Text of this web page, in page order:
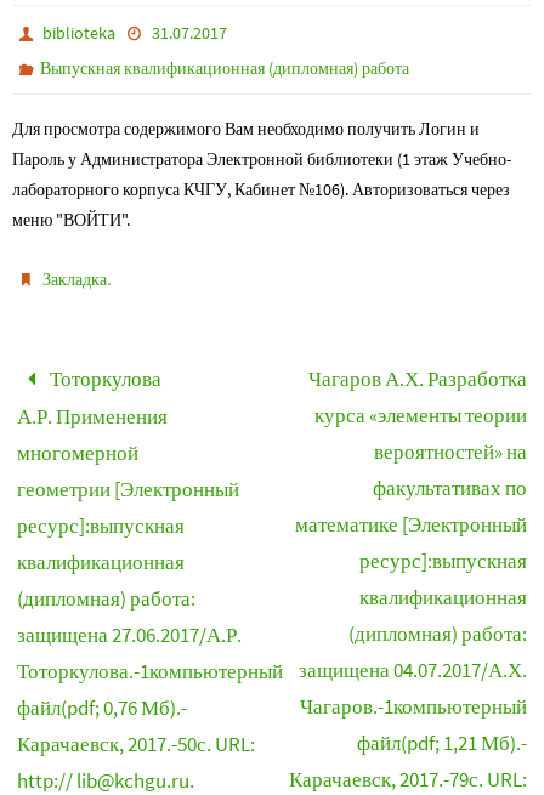
biblioteka
31.07.2017
Выпускная квалификационная (дипломная) работа
Для просмотра содержимого Вам необходимо получить Логин и
Пароль у Администратора Электронной библиотеки (1 этаж Учебно-
лабораторного корпуса КЧГУ, Кабинет №106). Авторизоваться через
меню "ВОЙТИ".
Закладка.
Тоторкулова
А.Р. Применения
многомерной
геометрии [Электронный
ресурс]:выпускная
квалификационная
(дипломная) работа:
защищена 27.06.2017/А.Р.
Тоторкулова.-1компьютерный
файл(pdf; 0,76 Мб).-
Карачаевск, 2017.-50с. URL:
http:// lib@kchgu.ru.
Чагаров А.Х. Разработка
курса «элементы теории
вероятностей» на
факультативах по
математике [Электронный
ресурс]:выпускная
квалификационная
(дипломная) работа:
защищена 04.07.2017/А.Х.
Чагаров.-1компьютерный
файл(pdf; 1,21 Мб).-
Карачаевск, 2017.-79с. URL: